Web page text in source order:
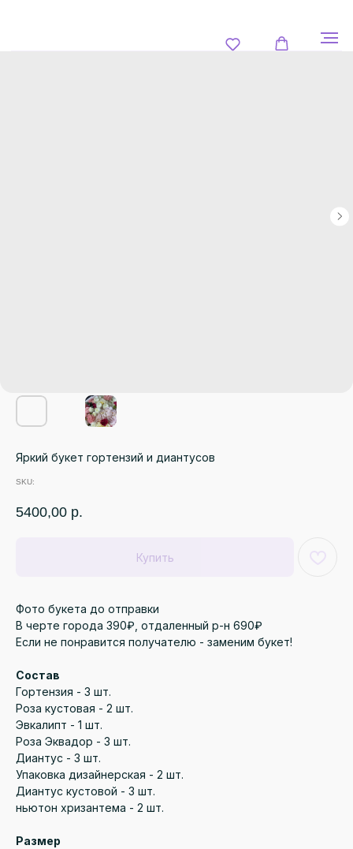
Яркий букет гортензий и диантусов
SKU:
5400,00 р.
Купить
Фото букета до отправки
В черте города 390₽, отдаленный р-н 690₽
Если не понравится получателю - заменим букет!
Состав
Гортензия - 3 шт.
Роза кустовая - 2 шт.
Эвкалипт - 1 шт.
Роза Эквадор - 3 шт.
Диантус - 3 шт.
Упаковка дизайнерская - 2 шт.
Диантус кустовой - 3 шт.
ньютон хризантема - 2 шт.
Размер